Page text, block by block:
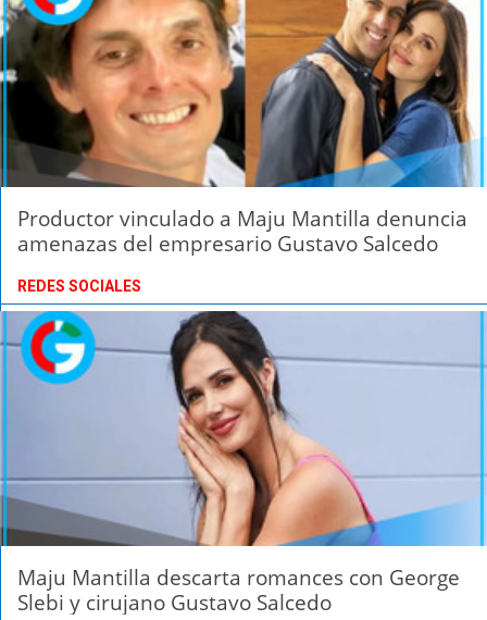
Productor vinculado a Maju Mantilla denuncia
amenazas del empresario Gustavo Salcedo
REDES SOCIALES
Maju Mantilla descarta romances con George
Slebi y cirujano Gustavo Salcedo